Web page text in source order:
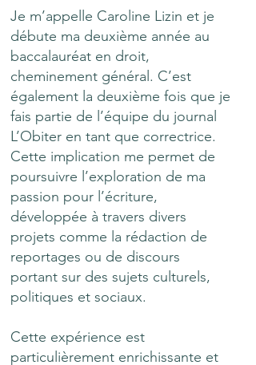
Je m’appelle Caroline Lizin et je
débute ma deuxième année au
baccalauréat en droit,
cheminement général. C’est
également la deuxième fois que je
fais partie de l’équipe du journal
L’Obiter en tant que correctrice.
Cette implication me permet de
poursuivre l’exploration de ma
passion pour l’écriture,
développée à travers divers
projets comme la rédaction de
reportages ou de discours
portant sur des sujets culturels,
politiques et sociaux.
Cette expérience est
particulièrement enrichissante et